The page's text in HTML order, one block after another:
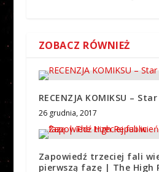
ZOBACZ RÓWNIEŻ
RECENZJA KOMIKSU –
26 grudnia, 2017
Zapowiedź trzeciej fali
pierwszą fazę | The High